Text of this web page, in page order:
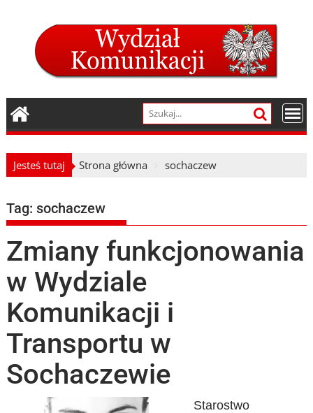
Jesteś tutaj Strona główna sochaczew
Tag:sochaczew
Zmiany funkcjonowania
w Wydziale
Komunikacji i
Transportu w
Sochaczewie
Starostwo